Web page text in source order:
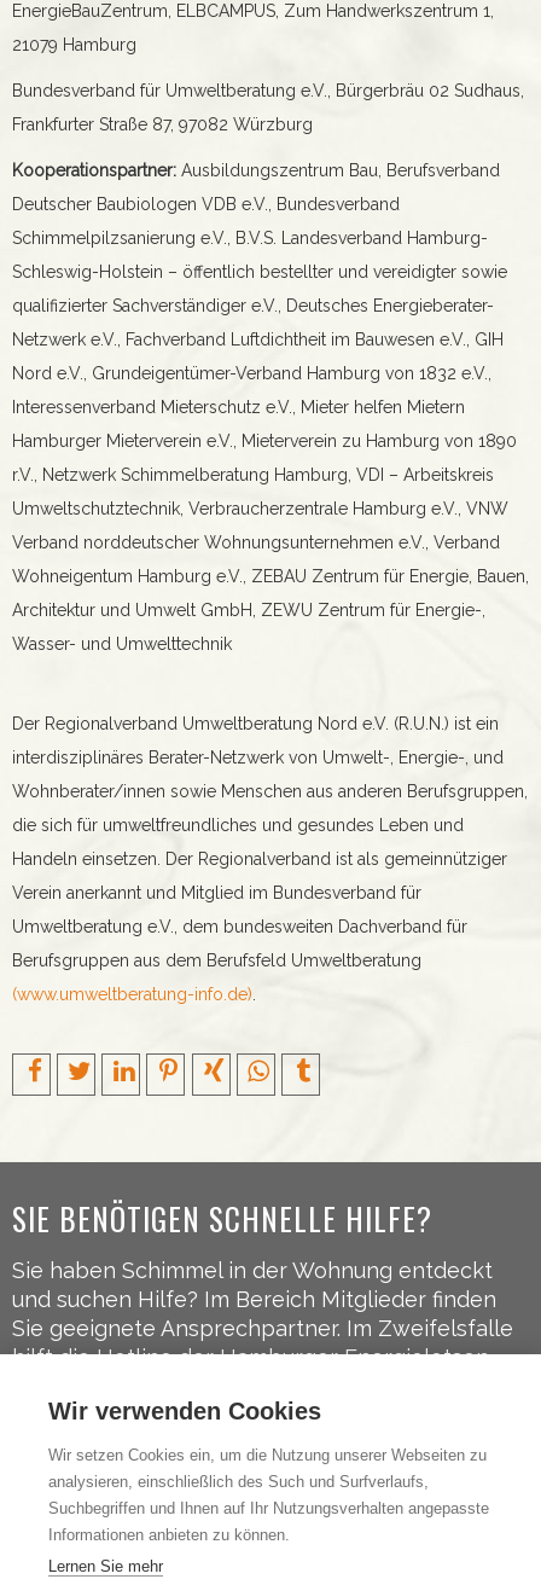
EnergieBauZentrum, ELBCAMPUS, Zum Handwerkszentrum 1,
21079 Hamburg
Bundesverband für Umweltberatung e.V., Bürgerbräu 02 Sudhaus,
Frankfurter Straße 87, 97082 Würzburg
Kooperationspartner: Ausbildungszentrum Bau, Berufsverband
Deutscher Baubiologen VDB e.V., Bundesverband
Schimmelpilzsanierung e.V., B.V.S. Landesverband Hamburg-
Schleswig-Holstein – öffentlich bestellter und vereidigter sowie
qualifizierter Sachverständiger e.V., Deutsches Energieberater-
Netzwerk e.V., Fachverband Luftdichtheit im Bauwesen e.V., GIH
Nord e.V., Grundeigentümer-Verband Hamburg von 1832 e.V.,
Interessenverband Mieterschutz e.V., Mieter helfen Mietern
Hamburger Mieterverein e.V., Mieterverein zu Hamburg von 1890
r.V., Netzwerk Schimmelberatung Hamburg, VDI – Arbeitskreis
Umweltschutztechnik, Verbraucherzentrale Hamburg e.V., VNW
Verband norddeutscher Wohnungsunternehmen e.V., Verband
Wohneigentum Hamburg e.V., ZEBAU Zentrum für Energie, Bauen,
Architektur und Umwelt GmbH, ZEWU Zentrum für Energie-,
Wasser- und Umwelttechnik
Der Regionalverband Umweltberatung Nord e.V. (R.U.N.) ist ein
interdisziplinäres Berater-Netzwerk von Umwelt-, Energie-, und
Wohnberater/innen sowie Menschen aus anderen Berufsgruppen,
die sich für umweltfreundliches und gesundes Leben und
Handeln einsetzen. Der Regionalverband ist als gemeinnütziger
Verein anerkannt und Mitglied im Bundesverband für
Umweltberatung e.V., dem bundesweiten Dachverband für
Berufsgruppen aus dem Berufsfeld Umweltberatung
(www.umweltberatung-info.de)
SIE BENÖTIGEN SCHNELLE HILFE?
Sie haben Schimmel in der Wohnung entdeckt
und suchen Hilfe? Im Bereich Mitglieder finden
Sie geeignete Ansprechpartner. Im Zweifelsfalle
hilft die Hotline der Hamburger Energielotsen
FOLGEN SIE UNS AUF
Facebook
Wir verwenden Cookies
Wir setzen Cookies ein, um die Nutzung unserer Webseiten zu
analysieren, einschließlich des Such und Surfverlaufs,
Suchbegriffen und Ihnen auf Ihr Nutzungsverhalten angepasste
Informationen anbieten zu können.
Lernen Sie mehr